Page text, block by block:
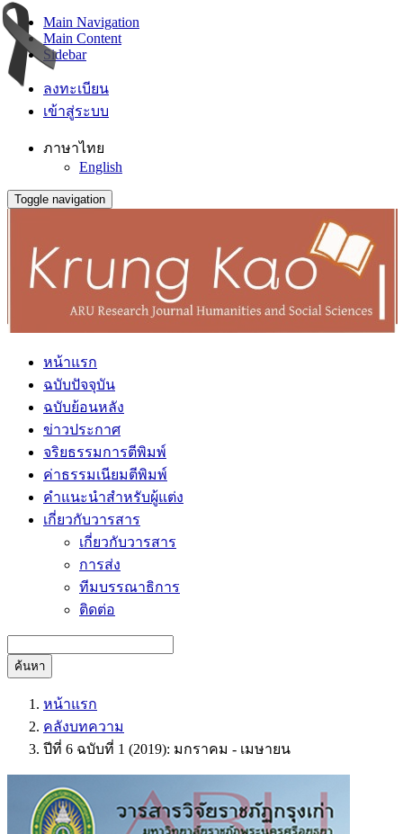
Main Navigation
Main Content
Sidebar
ลงทะเบียน
เข้าสู่ระบบ
ภาษาไทย
English
Toggle navigation
หน้าแรก
ฉบับปัจจุบัน
ฉบับย้อนหลัง
ข่าวประกาศ
จริยธรรมการตีพิมพ์
ค่าธรรมเนียมตีพิมพ์
คำแนะนำสำหรับผู้แต่ง
เกี่ยวกับวารสาร
เกี่ยวกับวารสาร
การส่ง
ทีมบรรณาธิการ
ติดต่อ
ค้นหา
หน้าแรก
คลังบทความ
ปีที่ 6 ฉบับที่ 1 (2019): มกราคม - เมษายน